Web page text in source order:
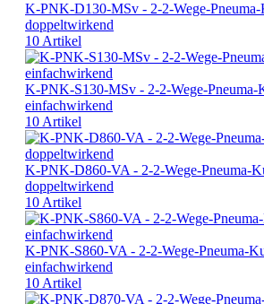
K-PNK-D130-MSv - 2-2-Wege-Pneuma-
doppeltwirkend
10 Artikel
K-PNK-S130-MSv - 2-2-Wege-Pneuma-
einfachwirkend
10 Artikel
K-PNK-D860-VA - 2-2-Wege-Pneuma-
doppeltwirkend
10 Artikel
K-PNK-S860-VA - 2-2-Wege-Pneuma-
einfachwirkend
10 Artikel